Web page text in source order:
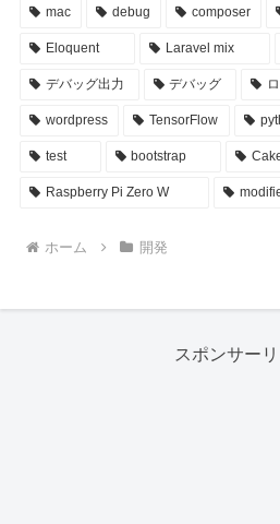
mac debug composer
Eloquent Laravel mix
デバッグ出力 デバッグ
wordpress TensorFlow
test bootstrap
Raspberry Pi Zero W
ホーム 開発
スポンサー